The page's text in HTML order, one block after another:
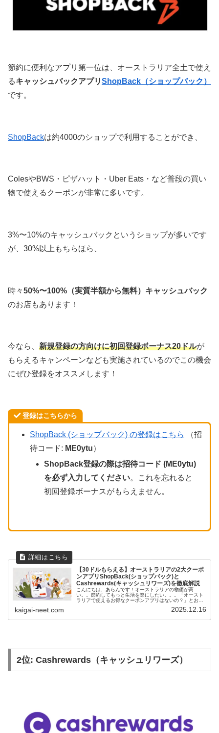
節約に便利なアプリ第一位は、オーストラリア全土で使え
るキャッシュバックアプリShopBack（ショップバック）
です。
ShopBackは約4000のショップで利用することができ、
ColesやBWS・ピザハット・Uber Eats・など普段の買い
物で使えるクーポンが非常に多いです。
3%〜10%のキャッシュバックというショップが多いです
が、30%以上もちらほら、
時々50%〜100%（実質半額から無料）キャッシュバック
のお店もあります！
今なら、 新規登録の方向けに初回登録ボーナス20ドルが
もらえるキャンペーンなども実施されているのでこの機会
にぜひ登録をオススメします！
登録はこちらから
ShopBack (ショップバック) の登録はこちら
（招
待コード: ME0ytu）
ShopBack登録の際は招待コード (ME0ytu)
を必ず入力してください。これを忘れると
初回登録ボーナスがもらえません。
【30ドルもらえる】オーストラリアの2大クーポ
ンアプリShopBack(ショップバック)と
Cashrewards(キャッシュリワーズ)を徹底解説
こんにちは、あらんです！オーストラリアの物価が高
い。。節約してもっと生活を楽にしたい。。。「オースト
ラリアで使えるお得なクーポンアプリはないの？」とお悩
kaigai-neet.com 2025.12.16
2位: Cashrewards（キャッシュリワーズ）